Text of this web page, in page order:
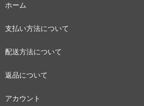
ホーム
支払い方法について
配送方法について
返品について
アカウント